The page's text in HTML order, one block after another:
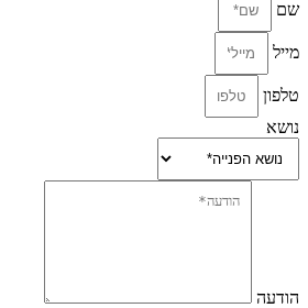
שם
מייל
טלפון
נושא
הודעה